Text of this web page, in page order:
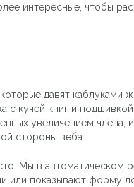
интересные, чтобы
давят каблуками
с кучей книг и
увеличением
стороны веба.
Мы в
или показывают форму